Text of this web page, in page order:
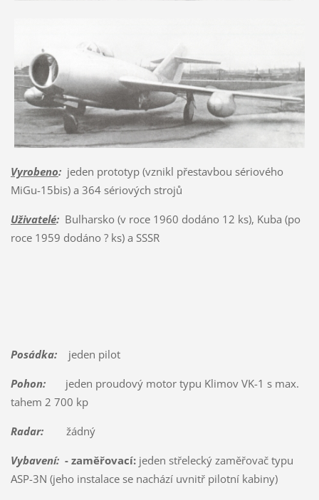
Vyrobeno:jeden prototyp (vznikl přestavbou sériového
MiGu-15bis) a 364 sériových strojů
Uživatelé:Bulharsko (v roce 1960 dodáno 12 ks), Kuba (po
roce 1959 dodáno ? ks) a SSSR
Posádka:jeden pilot
Pohon:jeden proudový motor typu Klimov VK-1 s max.
tahem 2 700 kp
Radar:žádný
Vybavení: - zaměřovací: jeden střelecký zaměřovač typu
ASP-3N (jeho instalace se nachází uvnitř pilotní kabiny)